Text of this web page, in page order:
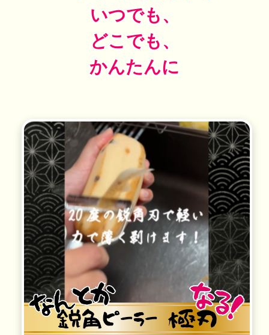
いつでも、
どこでも、
かんたんに